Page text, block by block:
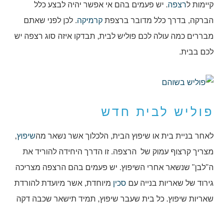
קיימות לרצפה. יש פעמים בהם אי אפשר יהיה לבצע כלל
הברקה, בדרך כלל מדובר ברצפת קרמיקה. לכן לפני שאתם
מבררים כמה עולה לכם פוליש לבית, תבדקו איזה סוג רצפה יש
לכם בבית.
פוליש לבית חדש
לאחר בניית בית או שיפוץ הבית, הלכלוך אשר נשאר מהשיפוץ,
מצריך קרצוף עמוק של הרצפה. זו הדרך היחידה להוריד את
ה"לבן" שנשאר אחרי השיפוץ. יש פעמים בהם הרצפה מצריכה
גירוד של שאריות בנייה עם סכין מיוחדת, אשר מיועדת להורדת
שאריות שיפוץ. כל בית שעבר שיפוץ, תמיד תישאר שכבה דקה